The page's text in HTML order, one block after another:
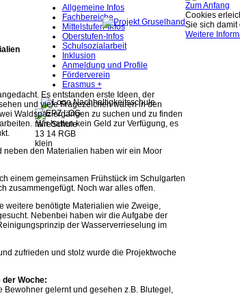
Es entstanden erste Ideen, der
und viele Fragezeichen waren in den
Waldspaziergängen zu suchen und zu finden
Wir hatten kein Geld zur Verfügung, es
den Materialien haben wir ein Moor
einem gemeinsamen Frühstück im Schulgarten
zusammengefügt. Noch war alles offen.
weitere benötigte Materialien wie Zweige,
Nebenbei haben wir die Aufgabe der
der Wasserverrieselung im
zufrieden und stolz wurde die Projektwoche
Woche:
gelernt und gesehen z.B. Blutegel,
Allgemeine Infos
Fachbereiche
Mittelstufen-Infos
Oberstufen-Infos
Schulsozialarbeit
Inklusion
Anmeldung und Profile
Förderverein
Erasmus +
Zum Anfang
Cookies
Sie sich
Weitere